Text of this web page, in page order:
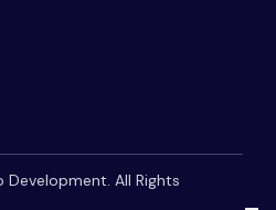
All Rights